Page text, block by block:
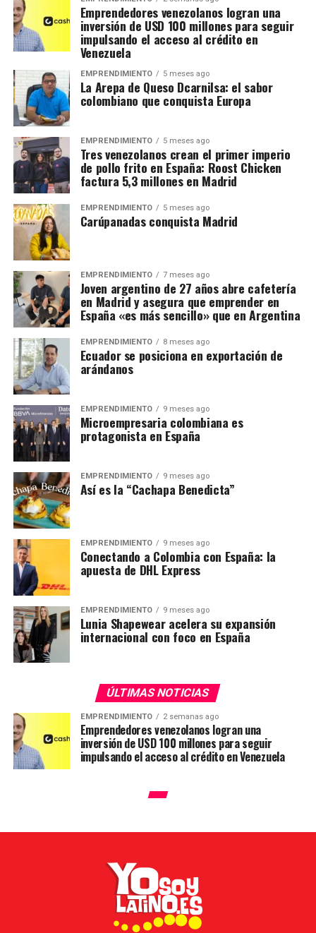
Emprendedores venezolanos logran una
inversión de USD 100 millones para seguir
impulsando el acceso al crédito en
Venezuela
EMPRENDIMIENTO 5 meses ago
La Arepa de Queso Dcarnilsa: el sabor
colombiano que conquista Europa
EMPRENDIMIENTO 5 meses ago
Tres venezolanos crean el primer imperio
de pollo frito en España: Roost Chicken
factura 5,3 millones en Madrid
EMPRENDIMIENTO 5 meses ago
Carúpanadas conquista Madrid
EMPRENDIMIENTO 7 meses ago
Joven argentino de 27 años abre cafetería
en Madrid y asegura que emprender en
España «es más sencillo» que en Argentina
EMPRENDIMIENTO 8 meses ago
Ecuador se posiciona en exportación de
arándanos
EMPRENDIMIENTO 9 meses ago
Microempresaria colombiana es
protagonista en España
EMPRENDIMIENTO 9 meses ago
Así es la “Cachapa Benedicta”
EMPRENDIMIENTO 9 meses ago
Conectando a Colombia con España: la
apuesta de DHL Express
EMPRENDIMIENTO 9 meses ago
Lunia Shapewear acelera su expansión
internacional con foco en España
ÚLTIMAS NOTICIAS
EMPRENDIMIENTO 2 semanas ago
Emprendedores venezolanos logran una
inversión de USD 100 millones para seguir
impulsando el acceso al crédito en Venezuela